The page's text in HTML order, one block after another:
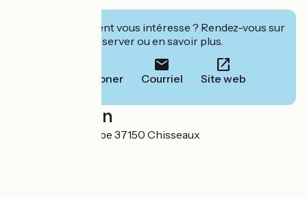
Cet établissement vous intéresse ? Rendez-vous sur
leur site pour réserver ou en savoir plus.
Téléphoner Courriel Site web
Localisation
27B Rue de l'Europe 37150 Chisseaux